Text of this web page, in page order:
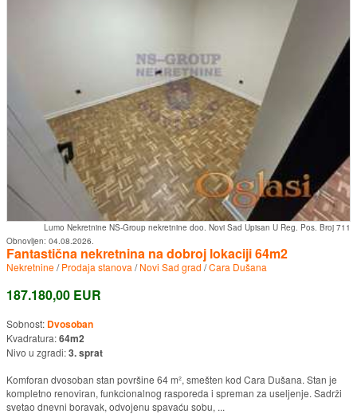
Lumo Nekretnine NS-Group nekretnine doo. Novi Sad Upisan U Reg. Pos. Broj 711
Obnovljen: 04.08.2026.
Fantastična nekretnina na dobroj lokaciji 64m2
Nekretnine/Prodaja stanova /Novi Sad grad /Cara Dušana
187.180,00 EUR
Sobnost: Dvosoban
Kvadratura:64m2
Nivo u zgradi:3. sprat
Komforan dvosoban stan površine 64 m², smešten kod Cara Dušana. Stan je
kompletno renoviran, funkcionalnog rasporeda i spreman za useljenje. Sadrži
svetao dnevni boravak, odvojenu spavaću sobu, ...